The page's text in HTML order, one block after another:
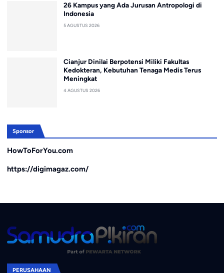
26 Kampus yang Ada Jurusan Antropologi di
Indonesia
5 AGUSTUS 2026
Cianjur Dinilai Berpotensi Miliki Fakultas
Kedokteran, Kebutuhan Tenaga Medis Terus
Meningkat
4 AGUSTUS 2026
Sponsor
HowToForYou.com
https://digimagaz.com/
PERUSAHAAN